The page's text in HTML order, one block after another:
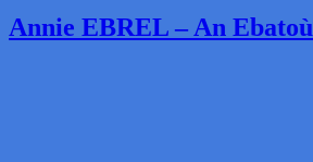
Annie EBREL – An Ebatoù